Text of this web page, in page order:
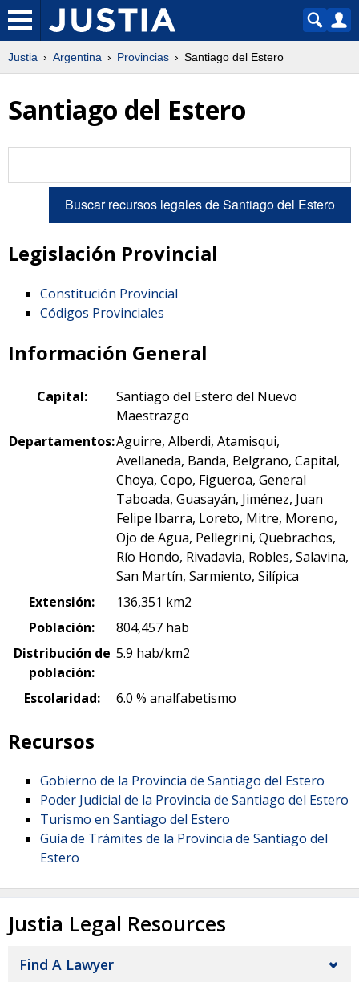
Justia Argentina Provincias Santiago del Estero
Santiago del Estero
Legislación Provincial
Constitución Provincial
Códigos Provinciales
Información General
Capital:
Santiago del Estero del Nuevo
Maestrazgo
Departamentos:Aguirre, Alberdi, Atamisqui,
Avellaneda, Banda, Belgrano, Capital,
Choya, Copo, Figueroa, General
Taboada, Guasayán, Jiménez, Juan
Felipe Ibarra, Loreto, Mitre, Moreno,
Ojo de Agua, Pellegrini, Quebrachos,
Río Hondo, Rivadavia, Robles, Salavina,
San Martín, Sarmiento, Silípica
Extensión:
136,351 km2
Población:
804,457 hab
Distribución de
población:
5.9 hab/km2
Escolaridad: 6.0 % analfabetismo
Recursos
Gobierno de la Provincia de Santiago del Estero
Poder Judicial de la Provincia de Santiago del Estero
Turismo en Santiago del Estero
Guía de Trámites de la Provincia de Santiago del
Estero
Justia Legal Resources
Find A Lawyer